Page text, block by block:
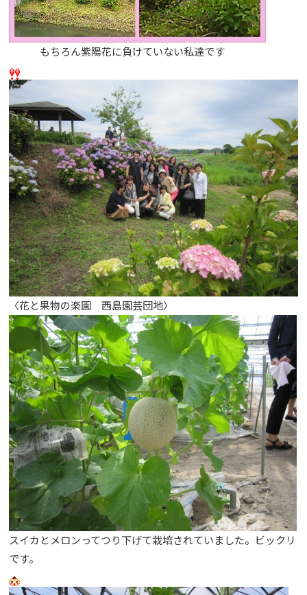
もちろん紫陽花に負けていない私達です
〈花と果物の楽園 西島園芸団地〉
スイカとメロンってつり下げて栽培されていました。ビックリ
です。